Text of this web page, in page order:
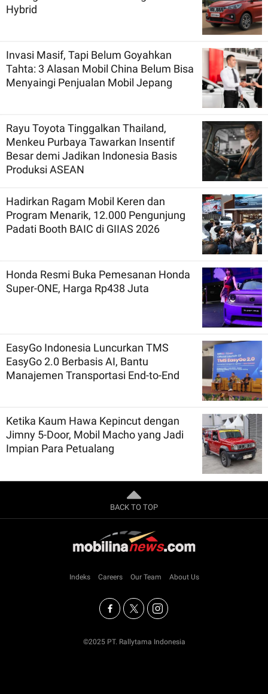
Hybrid
Invasi Masif, Tapi Belum Goyahkan
Tahta: 3 Alasan Mobil China Belum Bisa
Menyaingi Penjualan Mobil Jepang
Rayu Toyota Tinggalkan Thailand,
Menkeu Purbaya Tawarkan Insentif
Besar demi Jadikan Indonesia Basis
Produksi ASEAN
Hadirkan Ragam Mobil Keren dan
Program Menarik, 12.000 Pengunjung
Padati Booth BAIC di GIIAS 2026
Honda Resmi Buka Pemesanan Honda
Super-ONE, Harga Rp438 Juta
EasyGo Indonesia Luncurkan TMS
EasyGo 2.0 Berbasis AI, Bantu
Manajemen Transportasi End-to-End
Ketika Kaum Hawa Kepincut dengan
Jimny 5-Door, Mobil Macho yang Jadi
Impian Para Petualang
BACK TO TOP
Indeks Careers Our Team About Us
©2025 PT. Rallytama Indonesia